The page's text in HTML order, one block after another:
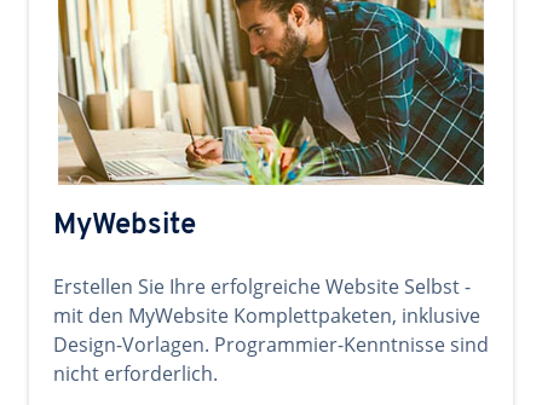
MyWebsite
Erstellen Sie Ihre erfolgreiche Website Selbst -
mit den MyWebsite Komplettpaketen, inklusive
Design-Vorlagen. Programmier-Kenntnisse sind
nicht erforderlich.